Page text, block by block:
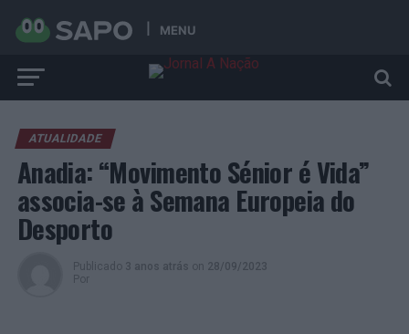
MENU
ATUALIDADE
Anadia: “Movimento Sénior é Vida”
associa-se à Semana Europeia do
Desporto
Publicado 3 anos atrás on 28/09/2023
Por